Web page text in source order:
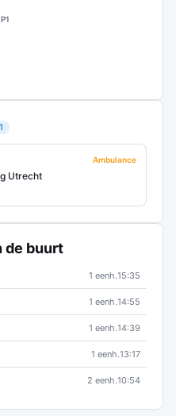
P1
1
Ambulance
Utrecht
de buurt
1 eenh.15:35
1 eenh.14:55
1 eenh.14:39
1 eenh.13:17
2 eenh.10:54